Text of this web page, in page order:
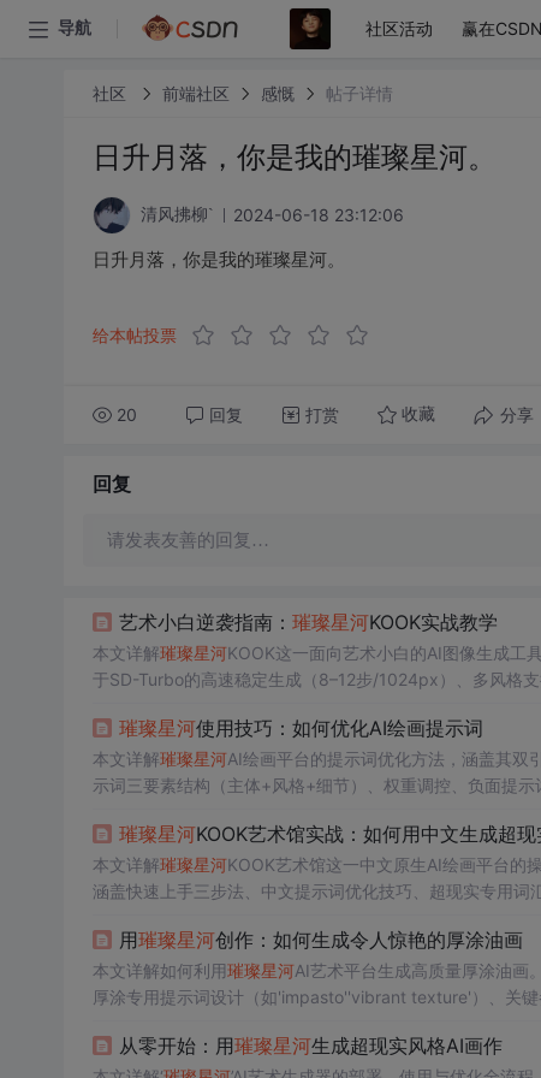
导航 社区活动 赢在CSDN
社区 前端社区 感慨 帖子详情
日升月落，你是我的璀璨星河。
清风拂柳` 2024-06-18 23:12:06
日升月落，你是我的璀璨星河。
给本帖投票
20 回复 打赏 收藏 分享
回复
请发表友善的回复…
艺术小白逆袭指南： 璀璨星河KOOK实战教学
本文详解璀璨星河KOOK这一面向艺术小白的AI图像生成工
于SD-Turbo的高速稳定生成（8–12步/1024px）、多风格
璀璨星河使用技巧：如何优化AI绘画提示词
本文详解璀璨星河AI绘画平台的提示词优化方法，涵盖其双
示词三要素结构（主体+风格+细节）、权重调控、负面提
璀璨星河KOOK艺术馆实战：如何用中文生成超
本文详解璀璨星河KOOK艺术馆这一中文原生AI绘画平台的
涵盖快速上手三步法、中文提示词优化技巧、超现实专用
用璀璨星河创作：如何生成令人惊艳的厚涂油画
本文详解如何利用璀璨星河AI艺术平台生成高质量厚涂油画
厚涂专用提示词设计（如'impasto''vibrant texture'）、关
从零开始：用璀璨星河生成超现实风格AI画作